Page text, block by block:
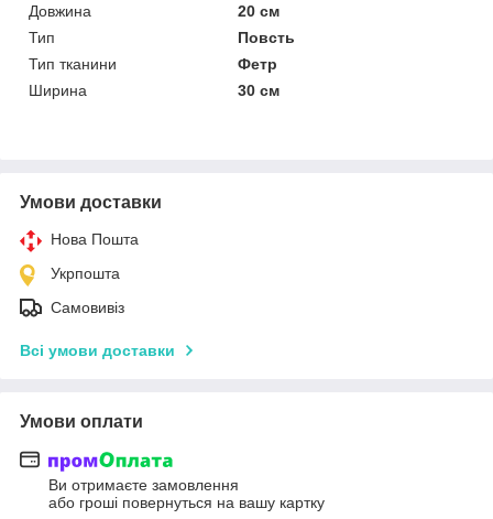
Довжина
20 см
Тип
Повсть
Тип тканини
Фетр
Ширина
30 см
Умови доставки
Нова Пошта
Укрпошта
Самовивіз
Всі умови доставки
Умови оплати
Ви отримаєте замовлення
або гроші повернуться на вашу картку